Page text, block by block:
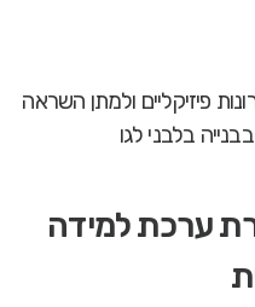
פיזיקליים ולמתן השראה
בלבני לגו
ערכת למידה